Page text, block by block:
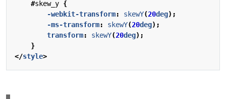
#skew_y {
-webkit-transform: skewY(20deg);
-ms-transform: skewY(20deg);
transform: skewY(20deg);
}
</style>